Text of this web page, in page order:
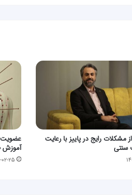
مشکلات رایج در پاییز با رعایت
سنتی
عضویت
۱۳۹۵-